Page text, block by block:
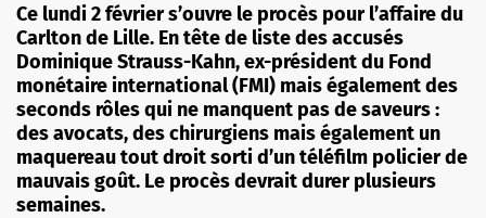
Ce lundi 2 février s’ouvre le procès pour l’affaire du
Carlton de Lille. En tête de liste des accusés
Dominique Strauss-Kahn, ex-président du Fond
monétaire international (FMI) mais également des
seconds rôles qui ne manquent pas de saveurs :
des avocats, des chirurgiens mais également un
maquereau tout droit sorti d’un téléfilm policier de
mauvais goût. Le procès devrait durer plusieurs
semaines.